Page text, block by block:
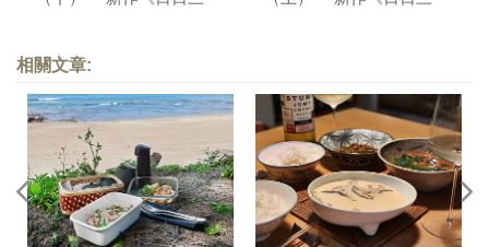
相關文章: